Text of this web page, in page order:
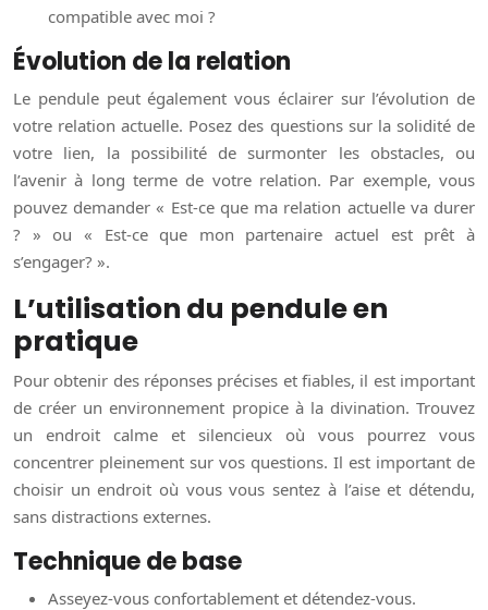
compatible avec moi ?
Évolution de la relation
Le pendule peut également vous éclairer sur l’évolution de
votre relation actuelle. Posez des questions sur la solidité de
votre lien, la possibilité de surmonter les obstacles, ou
l’avenir à long terme de votre relation. Par exemple, vous
pouvez demander « Est-ce que ma relation actuelle va durer
? » ou « Est-ce que mon partenaire actuel est prêt à
s’engager? ».
L’utilisation du pendule en
pratique
Pour obtenir des réponses précises et fiables, il est important
de créer un environnement propice à la divination. Trouvez
un endroit calme et silencieux où vous pourrez vous
concentrer pleinement sur vos questions. Il est important de
choisir un endroit où vous vous sentez à l’aise et détendu,
sans distractions externes.
Technique de base
Asseyez-vous confortablement et détendez-vous.